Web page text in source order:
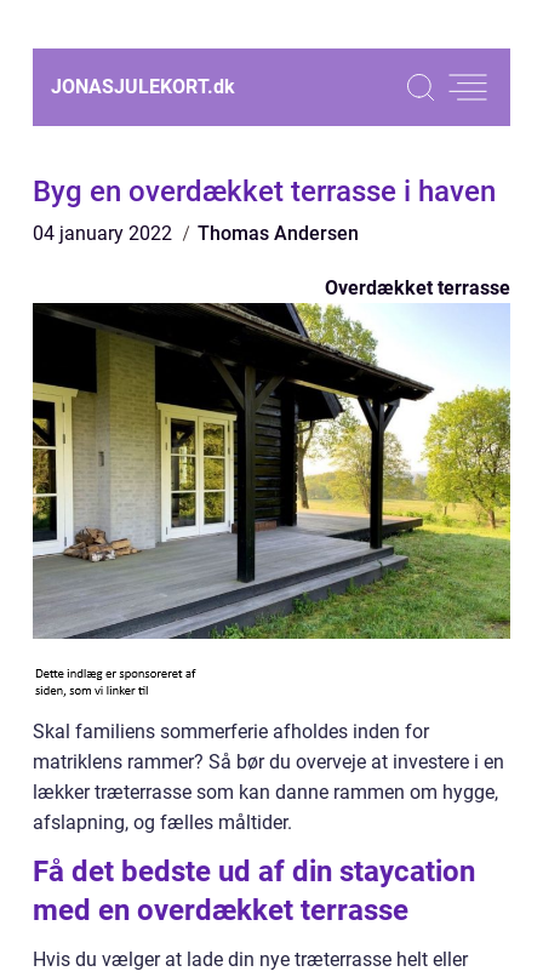
JONASJULEKORT.dk
Byg en overdækket terrasse i haven
04 january 2022 Thomas Andersen
Overdækket terrasse
Skal familiens sommerferie afholdes inden for
matriklens rammer? Så bør du overveje at investere i en
lækker træterrasse som kan danne rammen om hygge,
afslapning, og fælles måltider.
Få det bedste ud af din staycation
med en overdækket terrasse
Hvis du vælger at lade din nye træterrasse helt eller